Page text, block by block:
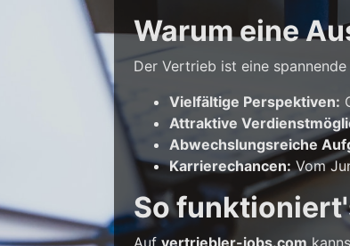
Warum eine
Der Vertrieb ist eine
Vielfältige Perspektiven:
Attraktive
Abwechslungsreiche
Karrierechancen:Vom
So